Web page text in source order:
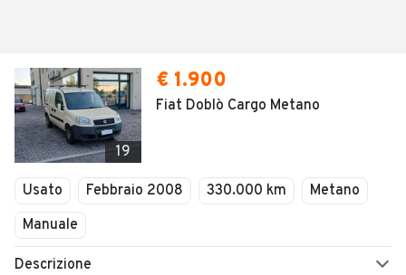
19
€ 1.900
Fiat Doblò Cargo Metano
Usato Febbraio 2008 330.000 km
Metano
Manuale
Descrizione